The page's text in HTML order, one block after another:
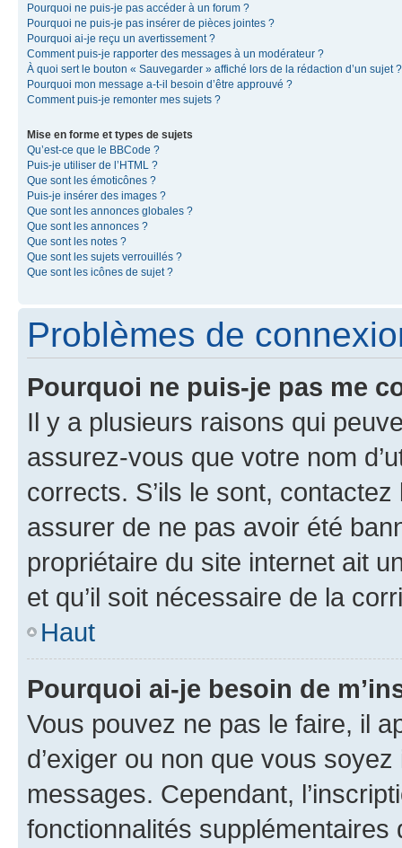
Pourquoi ne puis-je pas accéder à un forum ?
Pourquoi ne puis-je pas insérer de pièces jointes ?
Pourquoi ai-je reçu un avertissement ?
Comment puis-je rapporter des messages à un modérateur ?
À quoi sert le bouton « Sauvegarder » affiché lors de la rédaction d’un sujet ?
Pourquoi mon message a-t-il besoin d’être approuvé ?
Comment puis-je remonter mes sujets ?
Mise en forme et types de sujets
Qu’est-ce que le BBCode ?
Puis-je utiliser de l’HTML ?
Que sont les émoticônes ?
Puis-je insérer des images ?
Que sont les annonces globales ?
Que sont les annonces ?
Que sont les notes ?
Que sont les sujets verrouillés ?
Que sont les icônes de sujet ?
Problèmes de
Pourquoi ne puis-je pas me
Il y a plusieurs raisons qui
assurez-vous que votre nom
corrects. S’ils le sont,
assurer de ne pas avoir été
propriétaire du site internet ait
et qu’il soit nécessaire de la
Haut
Pourquoi ai-je besoin de
Vous pouvez ne pas le faire, il
d’exiger ou non que vous
messages. Cependant,
fonctionnalités